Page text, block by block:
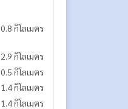
0.8 กิโลเมตร
2.9 กิโลเมตร
0.5 กิโลเมตร
1.4 กิโลเมตร
1.4 กิโลเมตร